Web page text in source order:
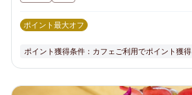
ポイント最大オフ
ポイント獲得条件：カフェご利用でポイント獲得